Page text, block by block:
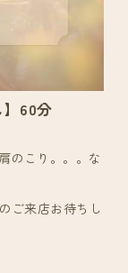
】60分
のこり。。。な
ご来店お待ちし